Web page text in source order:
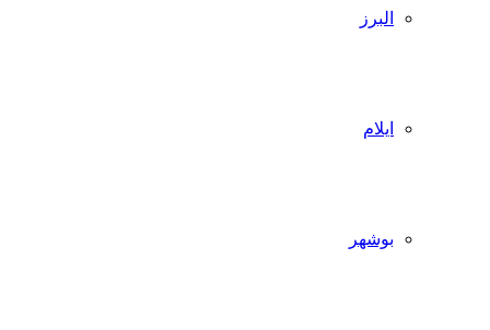
البرز
ایلام
بوشهر